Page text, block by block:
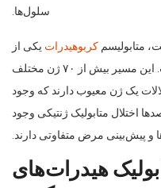
سلول‌ها.
متابولیسم کربوهیدرات ‌ یکی از
مسیرهای متابولیکی بسیار مهم بدن است. این مسیر بیش از ۷۰ ژن مختلف
یک ژن معیوب دارند که وجود
اختلال متابولیک ژنتیکی وجود
و پیش‌بینی مرض متفاوتی دارند.
هیدرات‌های